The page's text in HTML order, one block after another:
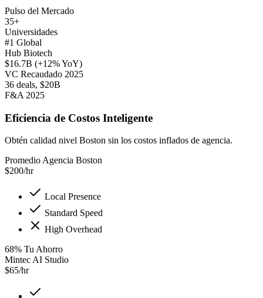
Pulso del Mercado
35+
Universidades
#1 Global
Hub Biotech
$16.7B (+12% YoY)
VC Recaudado 2025
36 deals, $20B
F&A 2025
Eficiencia de Costos Inteligente
Obtén calidad nivel Boston sin los costos inflados de agencia.
Promedio Agencia Boston
$200/hr
Local Presence
Standard Speed
High Overhead
68% Tu Ahorro
Mintec AI Studio
$65/hr